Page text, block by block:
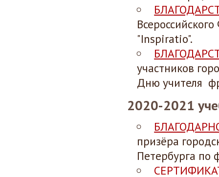
"Inspiratio".
участников
Дню учителя
2020-2021
призёра
Петербурга по